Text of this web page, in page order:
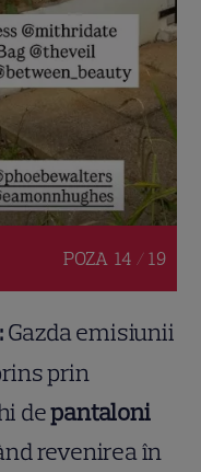
POZA 14 / 19
Gazda emisiunii
prin
depantaloni
revenirea în